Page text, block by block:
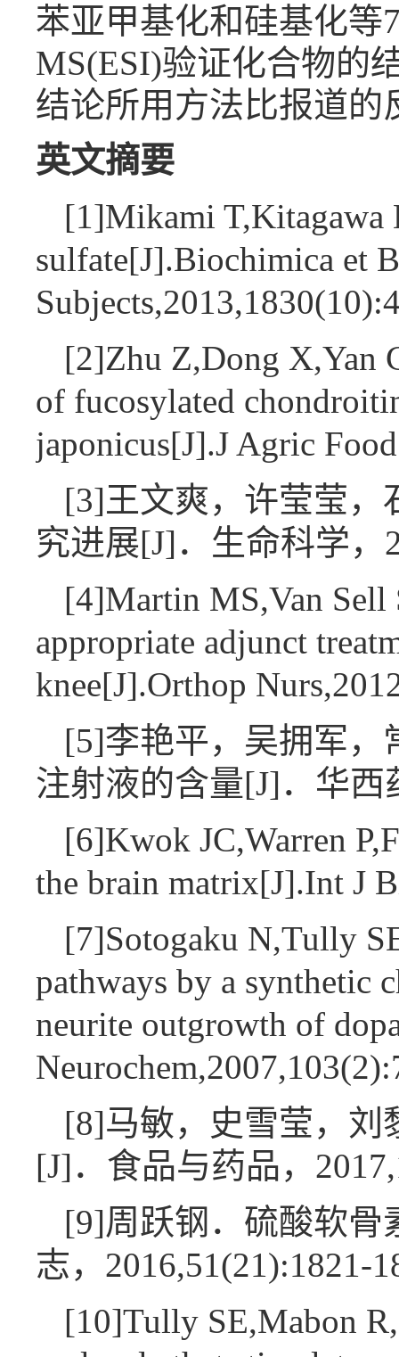
苯亚甲基化和硅基化等
MS(ESI)验证化合物的
结论所用方法比报道的
英文摘要
[1]Mikami T,Kitagawa
sulfate[J].Biochimica et
[2]Zhu Z,Dong X,Yan
of fucosylated
japonicus[J].J Agric
[3]王文爽，许莹莹，
究进展[J]．生命科学，
[4]Martin MS,Van Sell
appropriate adjunct
knee[J].Orthop
[5]李艳平，吴拥军，
注射液的含量[J]．华西
[6]Kwok JC,Warren
the brain matrix[J].Int J
[7]Sotogaku N,Tully
pathways by a synthetic
neurite outgrowth of
[8]马敏，史雪莹，刘
[J]．食品与药品，
[9]周跃钢．硫酸软骨
志，2016,51(21):1821-
[10]Tully SE,Mabon